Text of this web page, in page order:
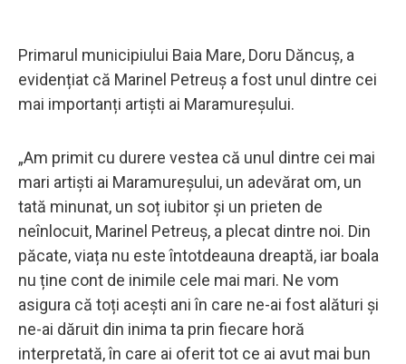
Primarul municipiului Baia Mare, Doru Dăncuș, a
evidențiat că Marinel Petreuş a fost unul dintre cei
mai importanți artiști ai Maramureșului.
„Am primit cu durere vestea că unul dintre cei mai
mari artiști ai Maramureșului, un adevărat om, un
tată minunat, un soț iubitor și un prieten de
neînlocuit, Marinel Petreuş, a plecat dintre noi. Din
păcate, viața nu este întotdeauna dreaptă, iar boala
nu ține cont de inimile cele mai mari. Ne vom
asigura că toți acești ani în care ne-ai fost alături și
ne-ai dăruit din inima ta prin fiecare horă
interpretată, în care ai oferit tot ce ai avut mai bun